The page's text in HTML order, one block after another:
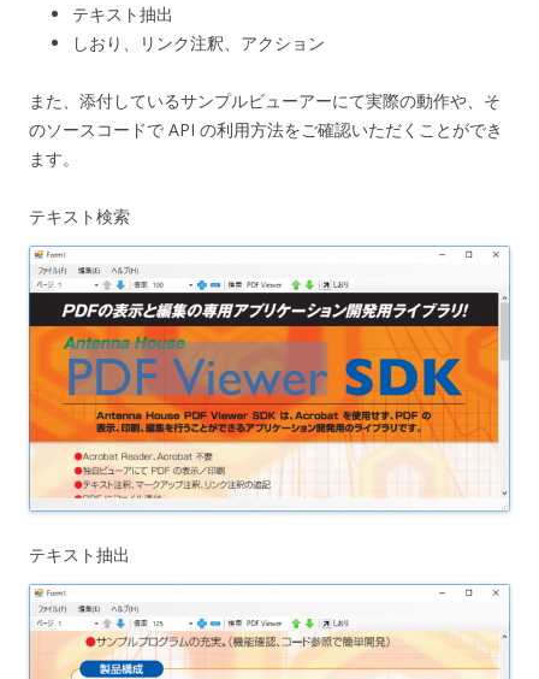
テキスト抽出
しおり、リンク注釈、アクション
また、添付しているサンプルビューアーにて実際の動作や、そ
のソースコードで API の利用方法をご確認いただくことができ
ます。
テキスト検索
テキスト抽出